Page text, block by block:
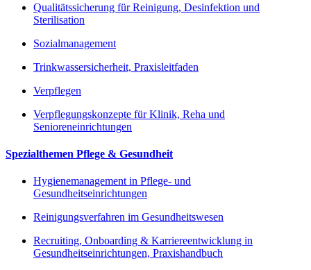
Qualitätssicherung für Reinigung, Desinfektion und
Sterilisation
Sozialmanagement
Trinkwassersicherheit, Praxisleitfaden
Verpflegen
Verpflegungskonzepte für Klinik, Reha und
Senioreneinrichtungen
Spezialthemen Pflege & Gesundheit
Hygienemanagement in Pflege- und
Gesundheitseinrichtungen
Reinigungsverfahren im Gesundheitswesen
Recruiting, Onboarding & Karriereentwicklung in
Gesundheitseinrichtungen, Praxishandbuch